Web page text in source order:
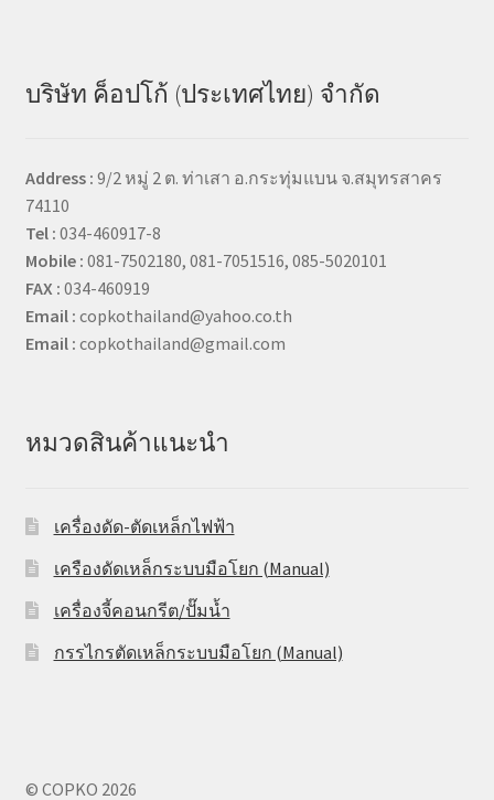
บริษัท ค็อปโก้ (ประเทศไทย) จำกัด
Address : 9/2 หมู่ 2 ต. ท่าเสา อ.กระทุ่มแบน จ.สมุทรสาคร
74110
Tel : 034-460917-8
Mobile : 081-7502180, 081-7051516, 085-5020101
FAX : 034-460919
Email : copkothailand@yahoo.co.th
Email : copkothailand@gmail.com
หมวดสินค้าแนะนำ
เครื่องดัด-ตัดเหล็กไฟฟ้า
เครืองดัดเหล็กระบบมือโยก (Manual)
เครื่องจี้คอนกรีต/ปั๊มน้ำ
กรรไกรตัดเหล็กระบบมือโยก (Manual)
© COPKO 2026